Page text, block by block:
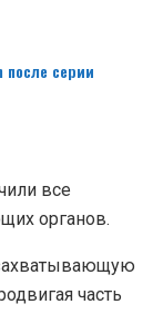
после серии
все
органов.
часть